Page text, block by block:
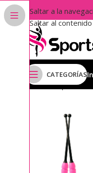
Saltar a la
Saltar al
CATEGORÍAS
Inicio Aparatos